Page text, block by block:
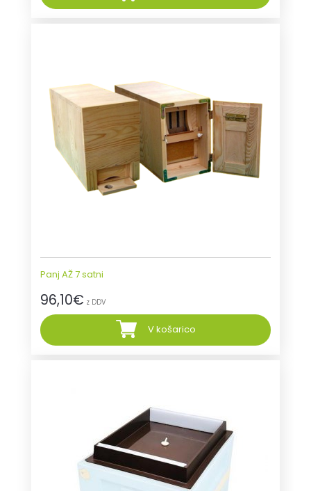
Panj AŽ 7 satni
96,10€ z DDV
V košarico